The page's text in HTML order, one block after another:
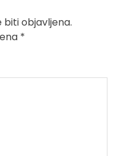
objavljena.
*